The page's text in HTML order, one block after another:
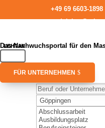
+49 69 6603-1898
Das Nachwuchsportal für den
FÜR UNTERNEHMEN